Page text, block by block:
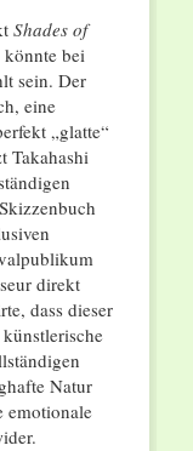
Shades of
könnte bei
sein. Der
eine
„glatte“
Takahashi
direkt
dass dieser
Natur
emotionale